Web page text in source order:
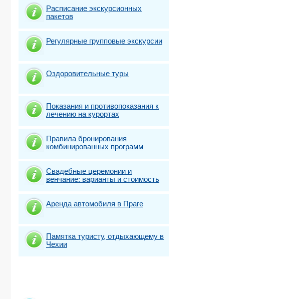
Расписание экскурсионных
пакетов
Регулярные групповые экскурсии
Оздоровительные туры
Показания и противопоказания к
лечению на курортах
Правила бронирования
комбинированных программ
Свадебные церемонии и
венчание: варианты и стоимость
Аренда автомобиля в Праге
Памятка туристу, отдыхающему в
Чехии